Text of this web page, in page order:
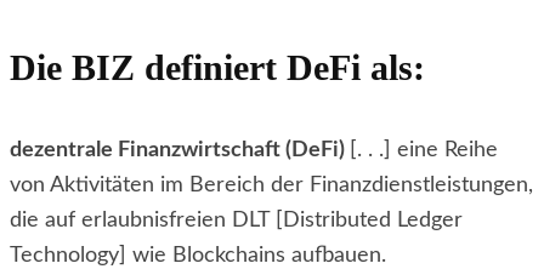
Die BIZ definiert DeFi als:
dezentrale Finanzwirtschaft (DeFi)
[. . .] eine Reihe
von Aktivitäten im Bereich der Finanzdienstleistungen,
die auf erlaubnisfreien DLT [Distributed Ledger
Technology] wie Blockchains aufbauen.